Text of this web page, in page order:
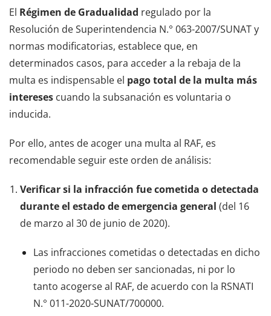
El Régimen de Gradualidad regulado por la
Resolución de Superintendencia N.° 063-2007/SUNAT y
normas modificatorias, establece que, en
determinados casos, para acceder a la rebaja de la
multa es indispensable el pago total de la multa más
intereses cuando la subsanación es voluntaria o
inducida.
Por ello, antes de acoger una multa al RAF, es
recomendable seguir este orden de análisis:
Verificar si la infracción fue cometida o detectada
durante el estado de emergencia general (del 16
de marzo al 30 de junio de 2020).
Las infracciones cometidas o detectadas en dicho
periodo no deben ser sancionadas, ni por lo
tanto acogerse al RAF, de acuerdo con la RSNATI
N.° 011-2020-SUNAT/700000.